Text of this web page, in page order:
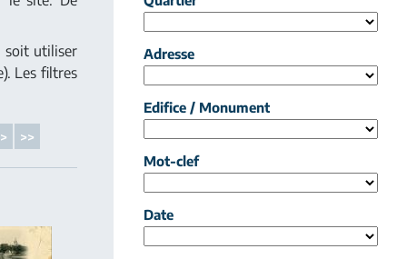
soit utiliser
Les filtres
> >>
Adresse
Edifice / Monument
Mot-clef
Date